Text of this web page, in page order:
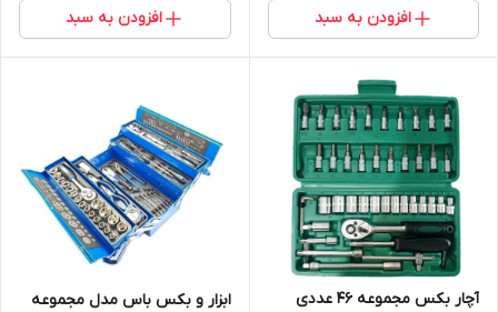
میخ باروتیافزودن به سبد افزودن به سبد
آچار بکس مجموعه 46 عددی
ابزار و بکس باس مدل مجموعه